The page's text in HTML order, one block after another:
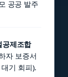
공공 발주
공제조합
자 보증서
기 회피).